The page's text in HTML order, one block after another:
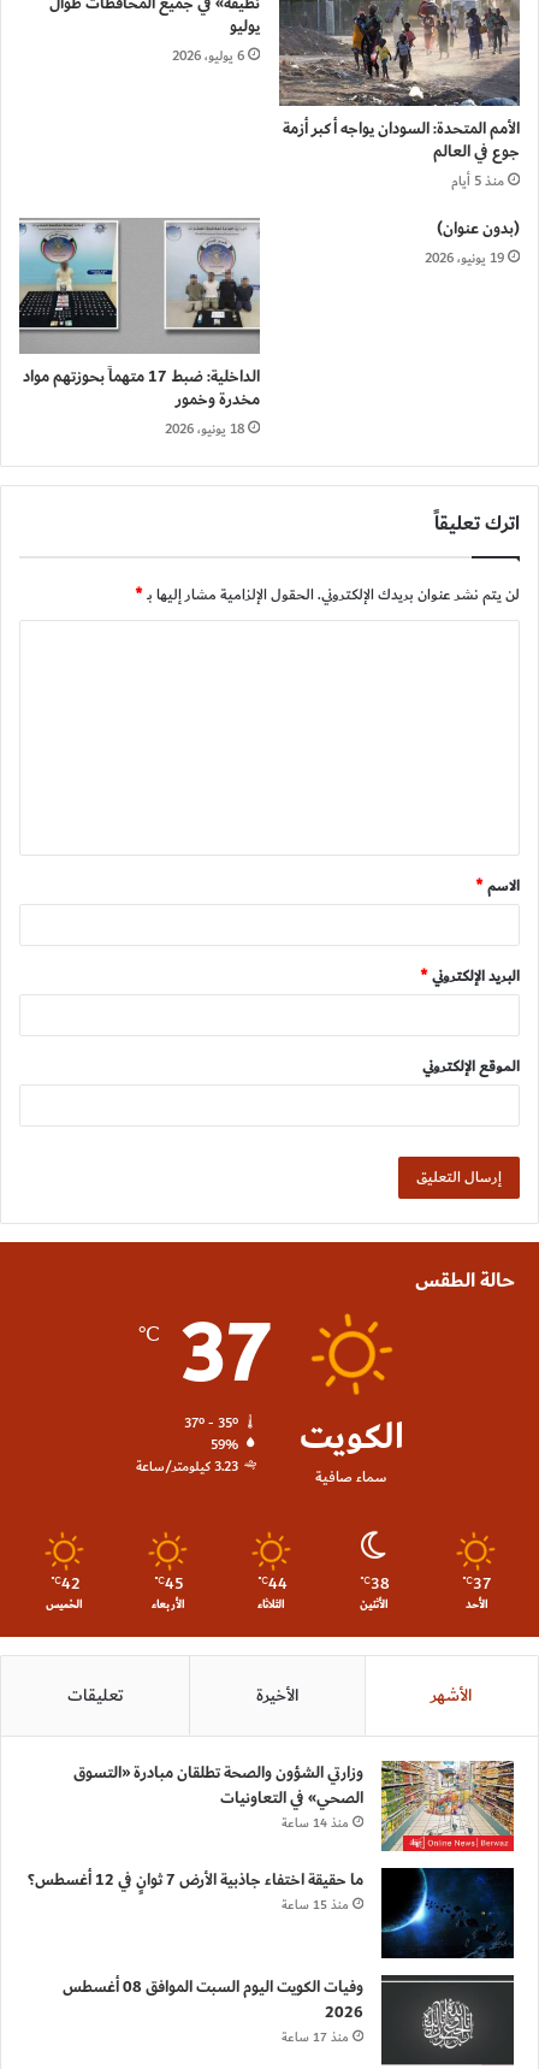
الأمم المتحدة: السودان يواجه أكبر أزمة
جوع في العالم
منذ 5 أيام
يوليو
6 يوليو، 2026
(بدون عنوان)
19 يونيو، 2026
الداخلية: ضبط 17 متهماً بحوزتهم مواد
مخدرة وخمور
18 يونيو، 2026
اترك تعليقاً
لن يتم نشر عنوان بريدك الإلكتروني.الحقول الإلزامية مشار إليها بـ*
ق
*
الاسم*
البريد الإلكتروني*
الموقع الإلكتروني
حالة الطقس
الكويت
سماء صافية
37
℃
37º - 35º
59%
3.23 كيلومتر/ساعة
37
℃
الأحد
38
℃
الأثنين
44
℃
الثلاثاء
45
℃
الأربعاء
42
℃
الخميس
الأشهر الأخيرة تعليقات
وزارتي الشؤون والصحة تطلقان مبادرة «التسوق
الصحي» في التعاونيات
منذ 14 ساعة
ما حقيقة اختفاء جاذبية الأرض 7 ثوانٍ في 12 أغسطس؟
منذ 15 ساعة
وفيات الكويت اليوم السبت الموافق 08 أغسطس
2026
منذ 17 ساعة